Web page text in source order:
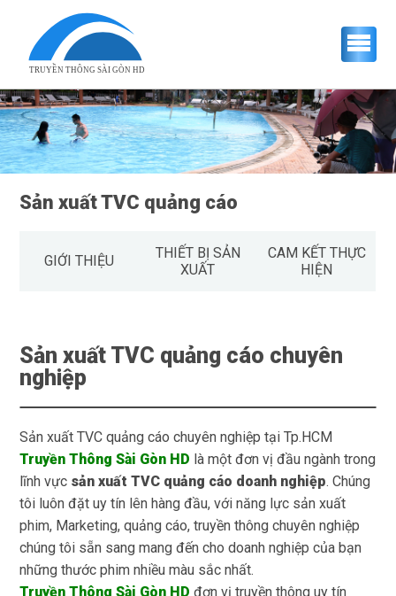
TRUYỀN THÔNG SÀI GÒN HD
Sản xuất TVC quảng cáo
GIỚI THIỆU
THIẾT BỊ SẢN
XUẤT
CAM KẾT THỰC
HIỆN
Sản xuất TVC quảng cáo chuyên
nghiệp
Sản xuất TVC quảng cáo chuyên nghiệp tại Tp.HCM
Truyền Thông Sài Gòn HD là một đơn vị đầu ngành trong
lĩnh vực sản xuất TVC quảng cáo doanh nghiệp. Chúng
tôi luôn đặt uy tín lên hàng đầu, với năng lực sản xuất
phim, Marketing, quảng cáo, truyền thông chuyên nghiệp
chúng tôi sẵn sang mang đến cho doanh nghiệp của bạn
những thước phim nhiều màu sắc nhất.
Truyền Thông Sài Gòn HD đơn vị truyền thông uy tín